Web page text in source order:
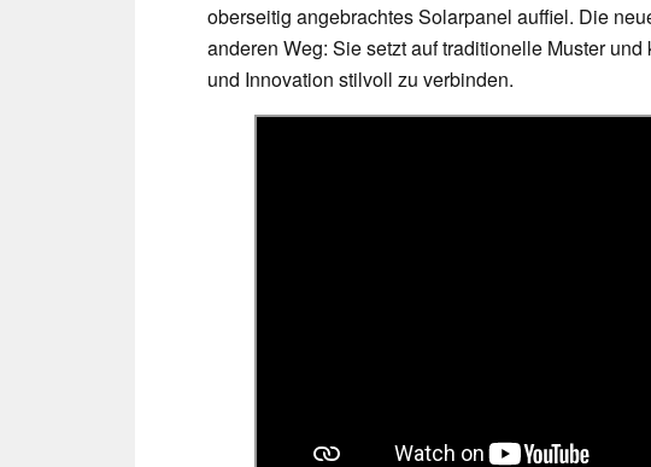
oberseitig angebrachtes Solarpanel auffiel. Die
anderen Weg: Sie setzt auf traditionelle Muster
und Innovation stilvoll zu verbinden.